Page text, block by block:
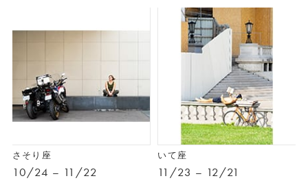
さそり座
10/24 – 11/22
いて座
11/23 – 12/21